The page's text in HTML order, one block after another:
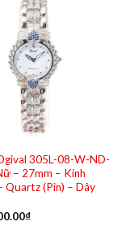
305L-08-W-ND-
– 27mm – Kính
Quartz (Pin) – Dây
₫